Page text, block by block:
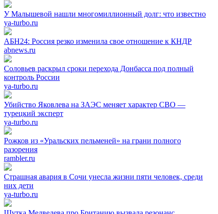
У Малышевой нашли многомиллионный долг: что известно
ya-turbo.ru
АБН24: Россия резко изменила свое отношение к КНДР
abnews.ru
Соловьев раскрыл сроки перехода Донбасса под полный
контроль России
ya-turbo.ru
Убийство Яковлева на ЗАЭС меняет характер СВО —
турецкий эксперт
ya-turbo.ru
Рожков из «Уральских пельменей» на грани полного
разорения
rambler.ru
Страшная авария в Сочи унесла жизни пяти человек, среди
них дети
ya-turbo.ru